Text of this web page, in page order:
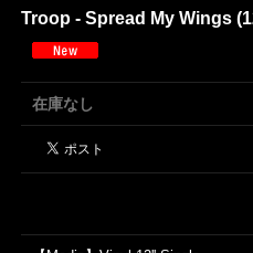
Troop - Spread My Wings
在庫なし